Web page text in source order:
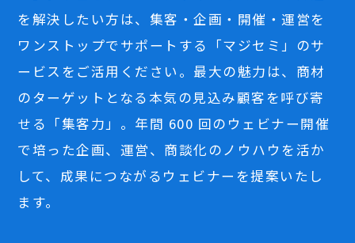
を解決したい方は、集客・企画・開催・運営を
ワンストップでサポートする「マジセミ」のサ
ービスをご活用ください。最大の魅力は、商材
のターゲットとなる本気の見込み顧客を呼び寄
せる「集客力」。年間 600 回のウェビナー開催
で培った企画、運営、商談化のノウハウを活か
して、成果につながるウェビナーを提案いたし
ます。